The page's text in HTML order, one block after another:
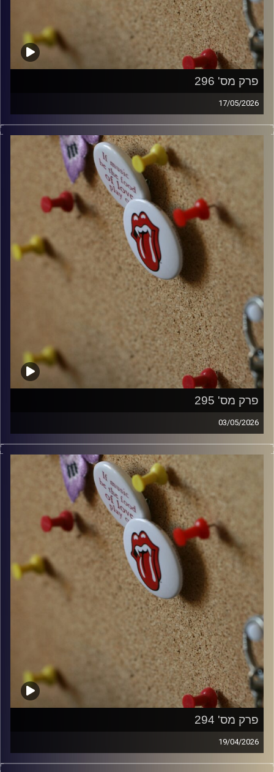
פרק מס' 296
17/05/2026
קלאסיקות רוק עם אורן הוף.
włodi
פרק מס' 295
03/05/2026
קלאסיקות רוק עם אורן הוף.
włodi
פרק מס' 294
19/04/2026
קלאסיקות רוק עם אורן הוף.